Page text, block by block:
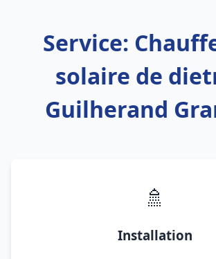
Service:
solaire de
Guilherand
🚿
Installation